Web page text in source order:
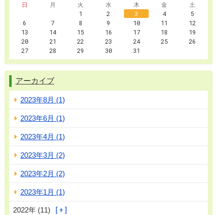
日
月 火 水 木 金
土
1
2 3 4
5
6
7 8 9 10 11
12
13
14 15 16 17 18
19
20
21 22 23 24 25
26
27
28 29 30 31
アーカイブ
2023年8月 (1)
2023年6月 (1)
2023年4月 (1)
2023年3月 (2)
2023年2月 (2)
2023年1月 (1)
2022年 (11)